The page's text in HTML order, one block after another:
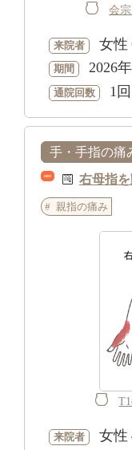
会宗
来院者 女性
期間 2026
通院回数 1回
手・手指の痛
NEW 右母指
親指の痛み
来院者 女性